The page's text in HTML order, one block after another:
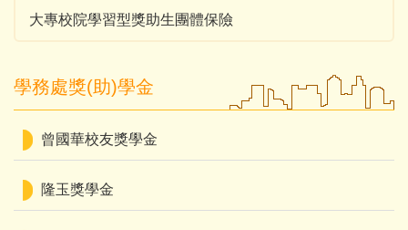
大專校院學習型獎助生團體保險
學務處獎(助)學金
曾國華校友獎學金
隆玉獎學金